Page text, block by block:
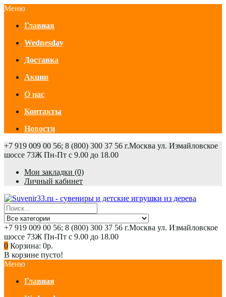
Меню
Главная
Wednesday
Доставка
Акции
О нас
Контакты
Новости
+7 919 009 00 56; 8 (800) 300 37 56 г.Москва ул. Измайловское
шоссе 73Ж Пн-Пт с 9.00 до 18.00
Мои закладки (0)
Личный кабинет
+7 919 009 00 56; 8 (800) 300 37 56 г.Москва ул. Измайловское
шоссе 73Ж Пн-Пт с 9.00 до 18.00
0 Корзина: 0р.
В корзине пусто!
Меню
Главная